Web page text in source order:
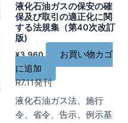
液化石油ガスの保安の確
保及び取引の適正化に関
する法規集（第40次改訂
版)
¥3,960
お買い物カゴ
に追加
R7.11発刊
液化石油ガス法、施行
令、省令、告示、例示基